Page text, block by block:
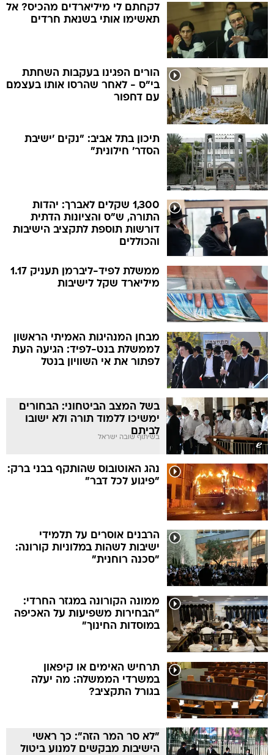
לקחתם לי מיליארדים מהכיס? אל
תאשימו אותי בשנאת חרדים
הורים הפגינו בעקבות השחתת
בי"ס - לאחר שהרסו אותו בעצמם
עם דחפור
תיכון בתל אביב: "נקים 'ישיבת
הסדר' חילונית"
1,300 שקלים לאברך: יהדות
התורה, ש"ס והציונות הדתית
דורשות תוספת לתקציב הישיבות
והכוללים
ממשלת לפיד-ליברמן תעניק 1.17
מיליארד שקל לישיבות
מבחן המנהיגות האמיתי הראשון
לממשלת בנט-לפיד: הגיעה העת
לפתור את אי השוויון בנטל
בשל המצב הביטחוני: הבחורים
ימשיכו ללמוד תורה ולא ישובו
לביתם
בשיתוף שובה ישראל
נהג האוטובוס שהותקף בבני ברק:
"פיגוע לכל דבר"
הרבנים אוסרים על תלמידי
ישיבות לשהות במלוניות קורונה:
"סכנה רוחנית"
ממונה הקורונה במגזר החרדי:
"הבחירות משפיעות על האכיפה
במוסדות החינוך"
תרחיש האימים או קיפאון
במשרדי הממשלה: מה יעלה
בגורל התקציב?
"לא סר המר הזה": כך ראשי
הישיבות מבקשים למנוע ביטול